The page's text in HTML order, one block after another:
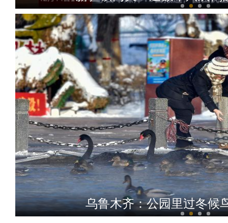
新疆4000亩沙漠盐
乌鲁木齐：公园里过冬候
新疆库木塔格沙漠迎